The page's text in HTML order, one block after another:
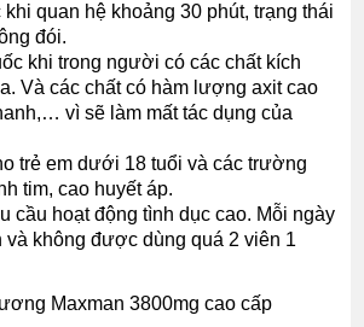
quan hệ khoảng 30 phút, trạng thái
đói.
khi trong người có các chất kích
Và các chất có hàm lượng axit cao
vì sẽ làm mất tác dụng của
trẻ em dưới 18 tuổi và các trường
tim, cao huyết áp.
cầu hoạt động tình dục cao. Mỗi ngày
và không được dùng quá 2 viên 1